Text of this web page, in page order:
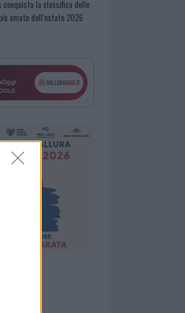
conquista la classifica delle
amate dell’estate 2026